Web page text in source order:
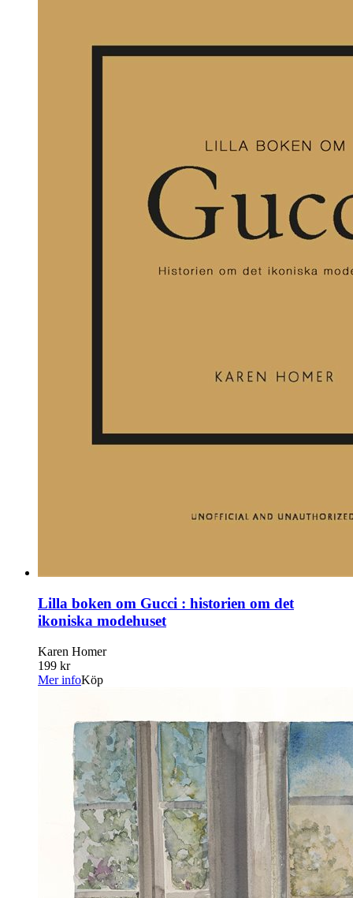
Lilla boken om Gucci : historien om det
ikoniska modehuset
Karen Homer
199 kr
Mer infoKöp